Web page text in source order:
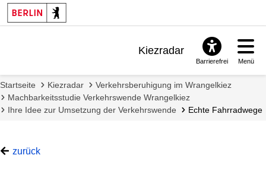
Kiezradar
FAQ & Support
Barrierefrei Menü
Startseite Kiezradar
Verkehrsberuhigung im Wrangelkiez
Machbarkeitsstudie Verkehrswende Wrangelkiez
Ihre Idee zur Umsetzung der Verkehrswende
Echte Fahrradwege
zurück